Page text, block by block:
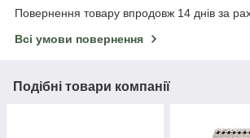
Повернення товару впродовж 14 днів за
Всі умови повернення
Подібні товари компанії